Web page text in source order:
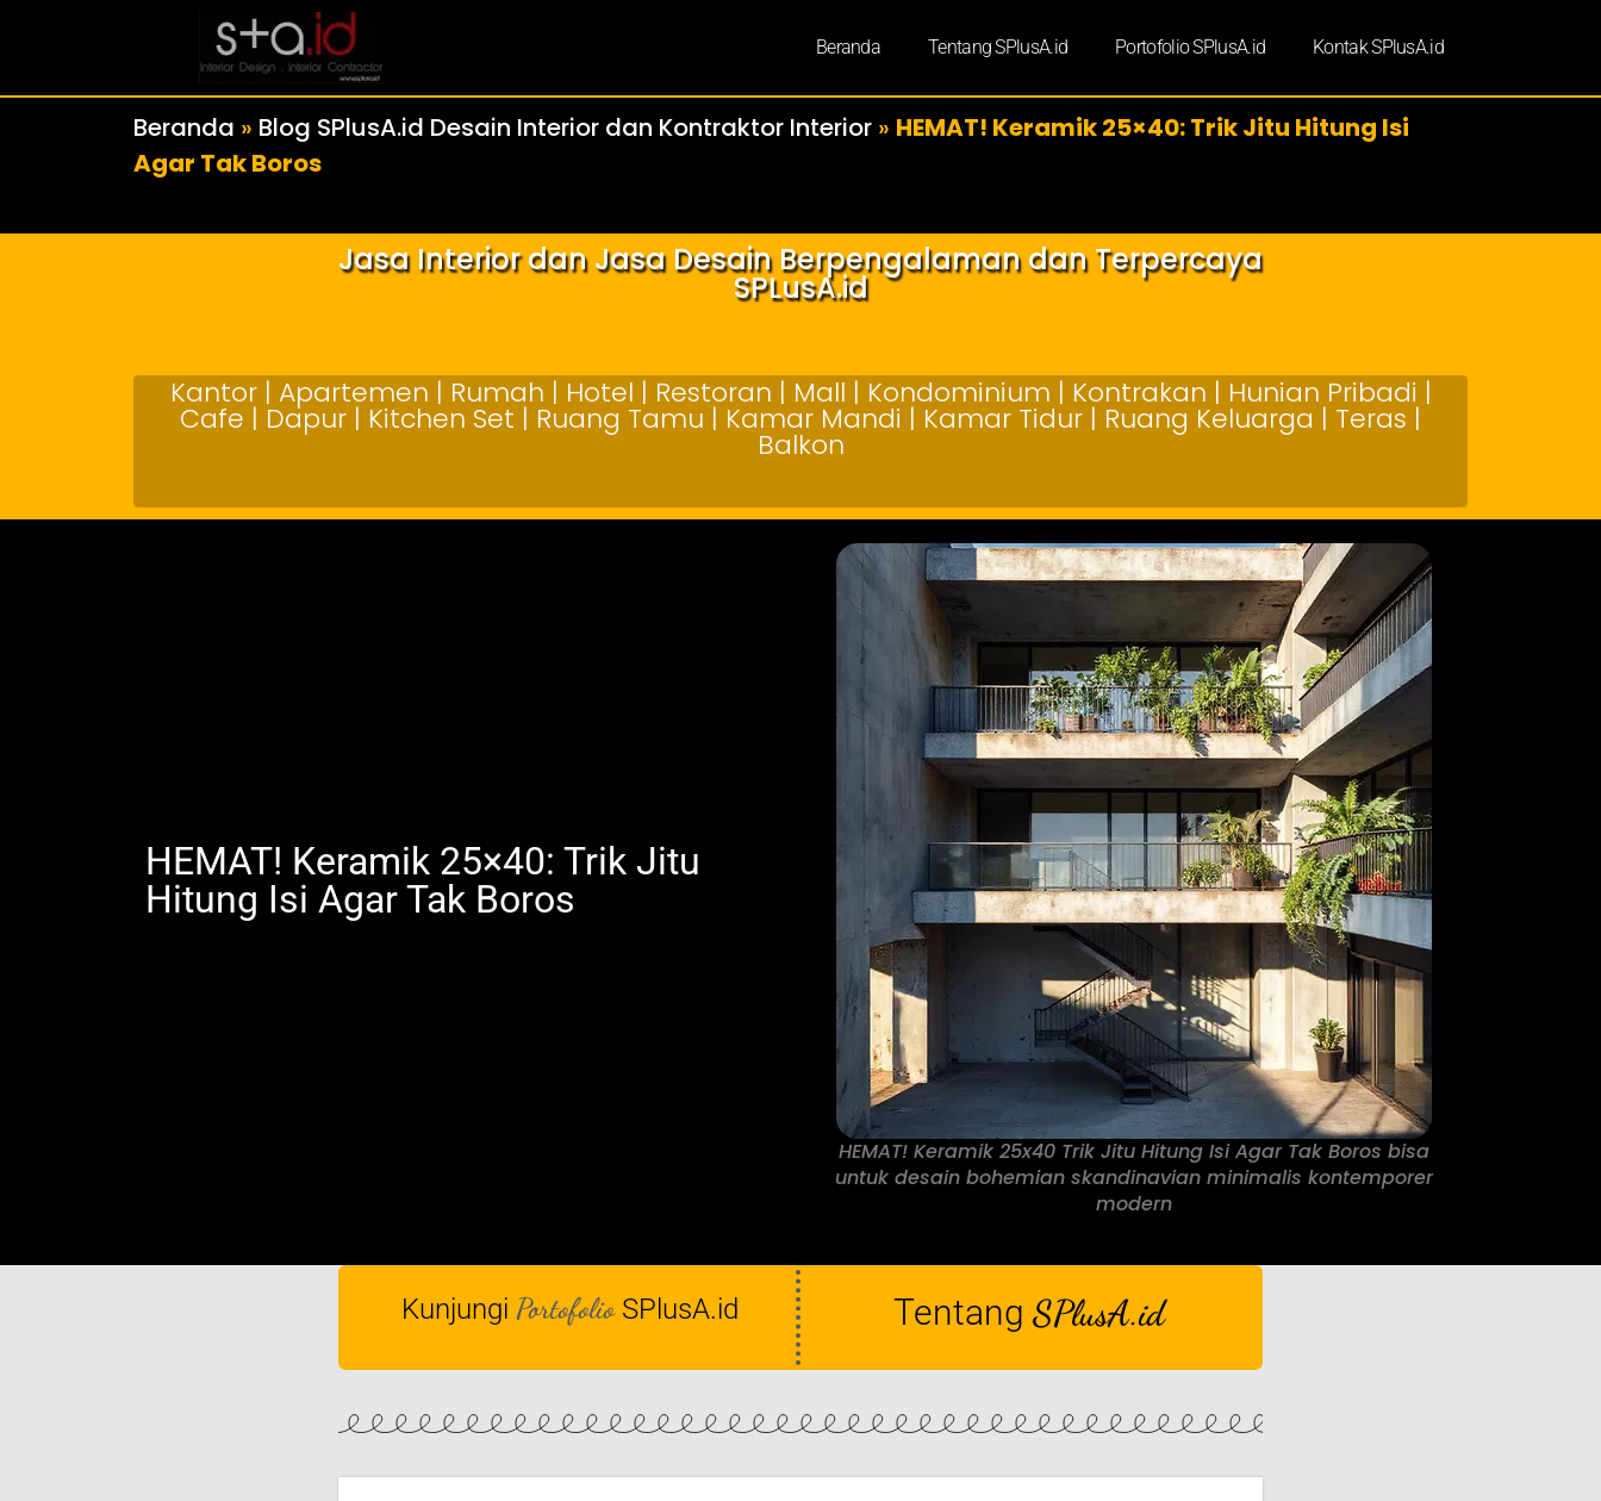
Beranda Tentang SPlusA.id Portofolio SPlusA.id Kontak SPlusA.id
Beranda » Blog SPlusA.id Desain Interior dan Kontraktor Interior » HEMAT! Keramik 25×40: Trik Jitu Hitung Isi
Agar Tak Boros
Jasa Interior dan Jasa Desain Berpengalaman dan Terpercaya
SPLusA.id
Kantor | Apartemen | Rumah | Hotel | Restoran | Mall | Kondominium | Kontrakan | Hunian Pribadi |
Cafe | Dapur | Kitchen Set | Ruang Tamu | Kamar Mandi | Kamar Tidur | Ruang Keluarga | Teras |
Balkon
HEMAT! Keramik 25×40: Trik Jitu
Hitung Isi Agar Tak Boros
HEMAT! Keramik 25x40 Trik Jitu Hitung Isi Agar Tak Boros bisa
untuk desain bohemian skandinavian minimalis kontemporer
modern
Kunjungi Portofolio SPlusA.id Tentang SPlusA.id